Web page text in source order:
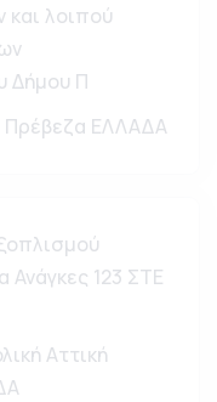
λοιπού
Δήμου Π
Πρέβεζα ΕΛΛΑΔΑ
Ανάγκες 123 ΣΤΕ
Αττική